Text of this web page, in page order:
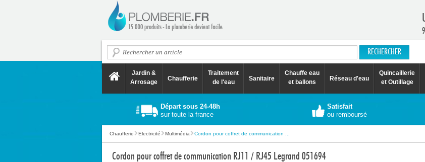
Jardin &
Arrosage
Chaufferie
Traitement
de l'eau
Sanitaire
Chauffe eau
et ballons
Réseau d'eau
Quincaillerie
et Outillage
Départ sous 24-48h
sur toute la france
Satisfait
ou remboursé
Chaufferie Electricité Multimédia Cordon pour coffret de communication ...
Cordon pour coffret de communication RJ11 / RJ45 Legrand 051694